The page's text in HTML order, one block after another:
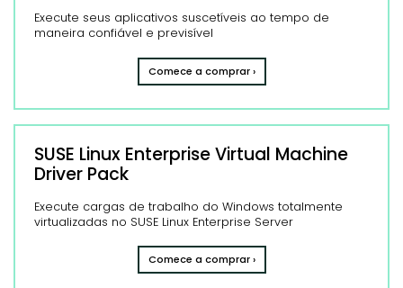
Execute seus aplicativos suscetíveis ao tempo de
maneira confiável e previsível
Comece a comprar ›
SUSE Linux Enterprise Virtual Machine
Driver Pack
Execute cargas de trabalho do Windows totalmente
virtualizadas no SUSE Linux Enterprise Server
Comece a comprar ›